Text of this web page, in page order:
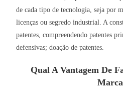
de cada tipo de tecnologia, seja por
licenças ou segredo industrial. A
patentes, compreendendo patentes
defensivas; doação de patentes.
Qual A Vantagem De